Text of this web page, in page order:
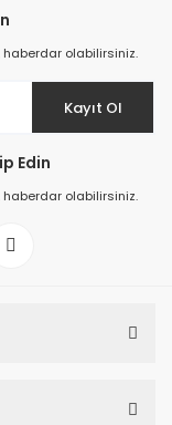
olabilirsiniz.
Kayıt Ol
Edin
olabilirsiniz.